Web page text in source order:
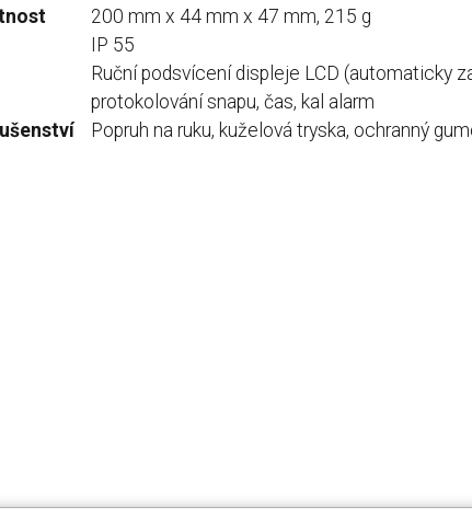
200 mm x 44 mm x 47 mm, 215 g
IP 55
Ruční podsvícení displeje LCD (automaticky
protokolování snapu, čas, kal alarm
Popruh na ruku, kuželová tryska, ochranný